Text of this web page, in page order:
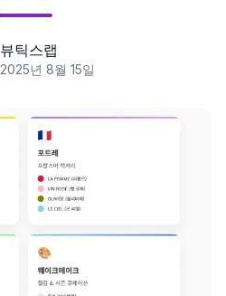
Login
뷰틱스랩
2025년 8월 15일